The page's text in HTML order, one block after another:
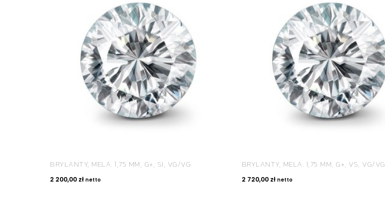
BRYLANTY, MELA: 1,75 MM, G+, SI, VG/VG
2 200,00 zł netto
BRYLANTY, MELA: 1,75 MM, G+, VS, VG/VG
2 720,00 zł netto